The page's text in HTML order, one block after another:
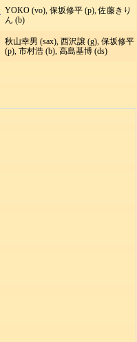
YOKO (vo), 保坂修平 (p), 佐藤きり
ん (b)
秋山幸男 (sax), 西沢譲 (g), 保坂修平
(p), 市村浩 (b), 高島基博 (ds)